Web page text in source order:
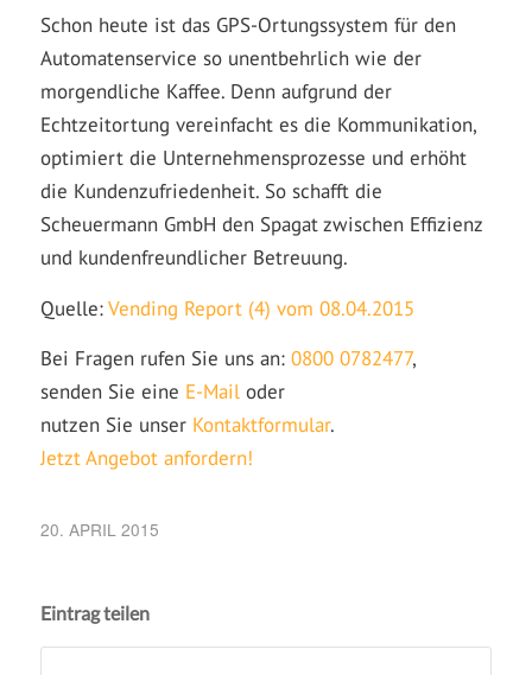
Schon heute ist das GPS-Ortungssystem für den
Automatenservice so unentbehrlich wie der
morgendliche Kaffee. Denn aufgrund der
Echtzeitortung vereinfacht es die Kommunikation,
optimiert die Unternehmensprozesse und erhöht
die Kundenzufriedenheit. So schafft die
Scheuermann GmbH den Spagat zwischen Effizienz
und kundenfreundlicher Betreuung.
Quelle:Vending Report (4) vom 08.04.2015
Bei Fragen rufen Sie uns an: 0800 0782477,
senden Sie eine E-Mailoder
nutzen Sie unser Kontaktformular.
Jetzt Angebot anfordern!
20. APRIL 2015
Eintrag teilen